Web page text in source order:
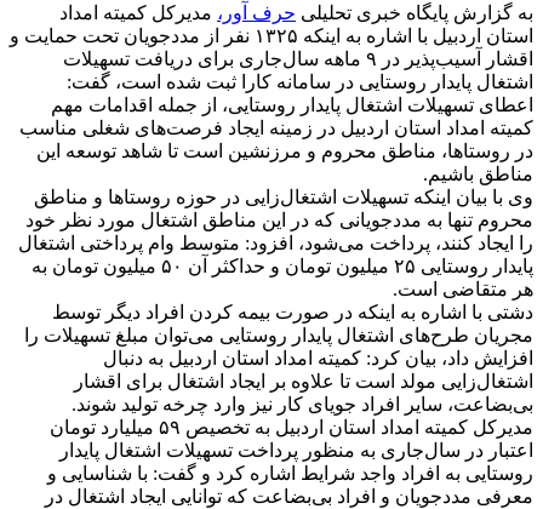
به گزارش پایگاه خبری تحلیلی حرف آور، مدیرکل کمیته امداد
استان اردبیل با اشاره به اینکه ۱۳۲۵ نفر از مددجویان تحت حمایت و
اقشار آسیب‌پذیر در ۹ ماهه سال‌جاری برای دریافت تسهیلات
اشتغال پایدار روستایی در سامانه کارا ثبت شده است، گفت:
اعطای تسهیلات اشتغال پایدار روستایی، از جمله اقدامات مهم
کمیته امداد استان اردبیل در زمینه‌ ایجاد فرصت‌های شغلی مناسب
در روستاها، مناطق محروم و مرزنشین است تا شاهد توسعه این
مناطق باشیم.
وی با بیان اینکه تسهیلات اشتغال‌زایی در حوزه روستاها و مناطق
محروم تنها به مددجویانی که در این مناطق اشتغال مورد نظر خود
را ایجاد کنند، پرداخت می‌شود، افزود: متوسط وام پرداختی اشتغال
پایدار روستایی ۲۵ میلیون تومان و حداکثر آن ۵۰ میلیون تومان به
هر متقاضی است.
دشتی با اشاره به اینکه در صورت بیمه کردن افراد دیگر توسط
مجریان طرح‌های اشتغال پایدار روستایی می‌توان مبلغ تسهیلات را
افزایش داد، ‌بیان کرد: کمیته امداد استان اردبیل به دنبال
اشتغال‌زایی مولد است تا علاوه بر ایجاد اشتغال برای اقشار
بی‌بضاعت، سایر افراد جویای کار نیز وارد چرخه تولید شوند.
مدیرکل کمیته امداد استان اردبیل به تخصیص ۵۹ میلیارد تومان
اعتبار در سال‌جاری به منظور پرداخت تسهیلات اشتغال پایدار
روستایی به افراد واجد شرایط اشاره کرد و گفت: با شناسایی و
معرفی مددجویان و افراد بی‌بضاعت که توانایی ایجاد اشتغال در